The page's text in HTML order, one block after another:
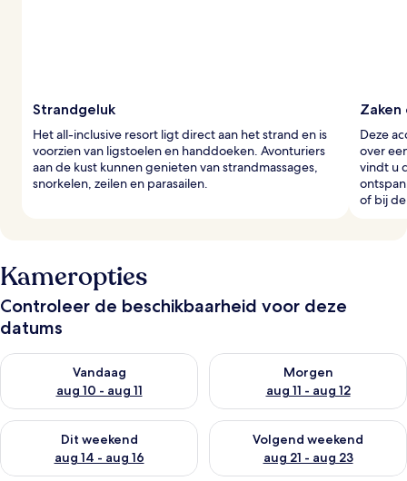
Strandgeluk
Het all-inclusive resort ligt direct aan het strand en is
voorzien van ligstoelen en handdoeken. Avonturiers
aan de kust kunnen genieten van strandmassages,
snorkelen, zeilen en parasailen.
Deze
over
vindt u
of bij
Kameropties
Controleer de beschikbaarheid voor deze
datums
Vandaag
aug 10 - aug 11
De beschikbaarheid controleren voor vanavond aug 10 - aug
Morgen
aug 11 - aug 12
De beschikbaarheid
Dit weekend
aug 14 - aug 16
De beschikbaarheid controleren voor dit weekend aug 14 -
Volgend weekend
aug 21 - aug 23
De beschikbaarheid